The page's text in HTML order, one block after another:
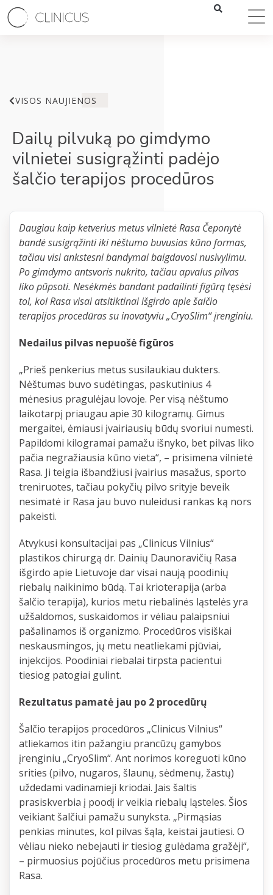
VISOS NAUJIENOS
Dailų pilvuką po gimdymo
vilnietei susigrąžinti padėjo
šalčio terapijos procedūros
Daugiau kaip ketverius metus vilnietė Rasa Čeponytė
bandė susigrąžinti iki nėštumo buvusias kūno formas,
tačiau visi ankstesni bandymai baigdavosi nusivylimu.
Po gimdymo antsvoris nukrito, tačiau apvalus pilvas
liko pūpsoti. Nesėkmės bandant padailinti figūrą tęsėsi
tol, kol Rasa visai atsitiktinai išgirdo apie šalčio
terapijos procedūras su inovatyviu „CryoSlim“ įrenginiu.
Nedailus pilvas nepuošė figūros
„Prieš penkerius metus susilaukiau dukters.
Nėštumas buvo sudėtingas, paskutinius 4
mėnesius pragulėjau lovoje. Per visą nėštumo
laikotarpį priaugau apie 30 kilogramų. Gimus
mergaitei, ėmiausi įvairiausių būdų svoriui numesti.
Papildomi kilogramai pamažu išnyko, bet pilvas liko
pačia negražiausia kūno vieta“, – prisimena vilnietė
Rasa. Ji teigia išbandžiusi įvairius masažus, sporto
treniruotes, tačiau pokyčių pilvo srityje beveik
nesimatė ir Rasa jau buvo nuleidusi rankas ką nors
pakeisti.
Atvykusi konsultacijai pas „Clinicus Vilnius“
plastikos chirurgą dr. Dainių Daunoravičių Rasa
išgirdo apie Lietuvoje dar visai naują poodinių
riebalų naikinimo būdą. Tai krioterapija (arba
šalčio terapija), kurios metu riebalinės ląstelės yra
užšaldomos, suskaidomos ir vėliau palaipsniui
pašalinamos iš organizmo. Procedūros visiškai
neskausmingos, jų metu neatliekami pjūviai,
injekcijos. Poodiniai riebalai tirpsta pacientui
tiesiog patogiai gulint.
Rezultatus pamatė jau po 2 procedūrų
Šalčio terapijos procedūros „Clinicus Vilnius“
atliekamos itin pažangiu prancūzų gamybos
įrenginiu „CryoSlim“. Ant norimos koreguoti kūno
srities (pilvo, nugaros, šlaunų, sėdmenų, žastų)
uždedami vadinamieji kriodai. Jais šaltis
prasiskverbia į poodį ir veikia riebalų ląsteles. Šios
veikiant šalčiui pamažu sunyksta. „Pirmąsias
penkias minutes, kol pilvas šąla, keistai jautiesi. O
vėliau nieko nebejauti ir tiesiog gulėdama gražėji“,
– pirmuosius pojūčius procedūros metu prisimena
Rasa.